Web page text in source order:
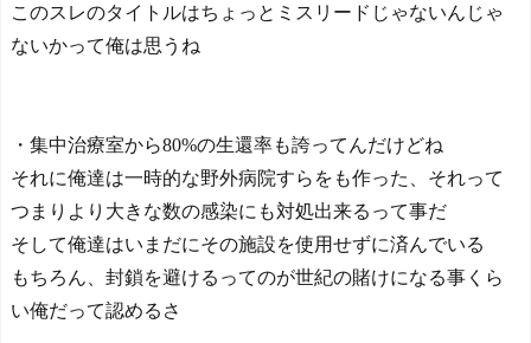
このスレのタイトルはちょっとミスリードじゃないんじゃ
ないかって俺は思うね
・集中治療室から80%の生還率も誇ってんだけどね
それに俺達は一時的な野外病院すらをも作った、それって
つまりより大きな数の感染にも対処出来るって事だ
そして俺達はいまだにその施設を使用せずに済んでいる
もちろん、封鎖を避けるってのが世紀の賭けになる事くら
い俺だって認めるさ